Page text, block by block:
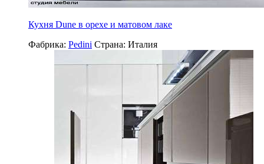
Кухня Dune в орехе и матовом лаке
Фабрика: Pedini Страна: Италия